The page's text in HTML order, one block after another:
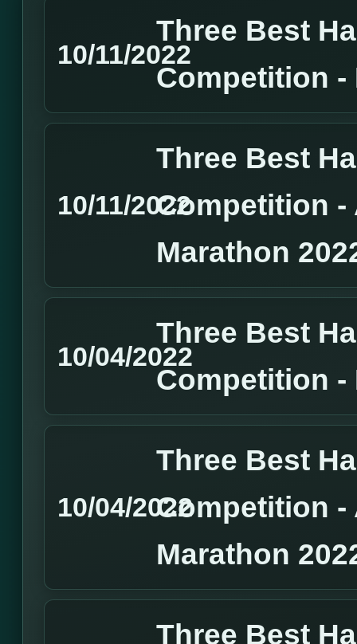
10/11/2022
Three Best
Competition -
10/11/2022
Three Best
Competition -
Marathon
10/04/2022
Three Best
Competition -
10/04/2022
Three Best
Competition -
Marathon
Three Best